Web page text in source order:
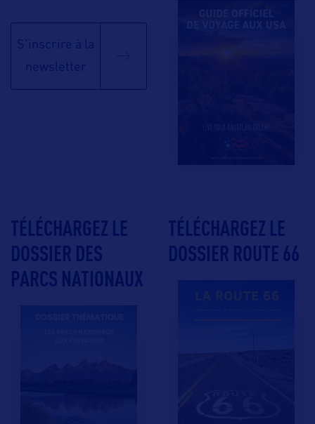
S'inscrire à la
newsletter
TÉLÉCHARGEZ LE
DOSSIER DES
PARCS NATIONAUX
TÉLÉCHARGEZ LE
DOSSIER ROUTE 66